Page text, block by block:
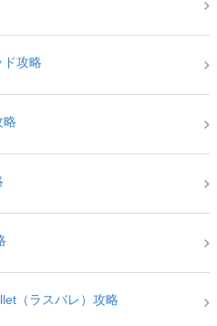
ド攻略
略
（ラスバレ）攻略